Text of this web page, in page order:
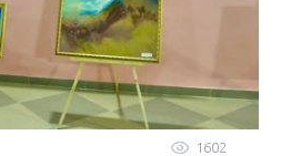
1602